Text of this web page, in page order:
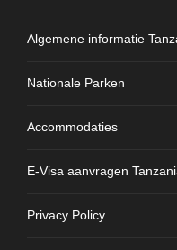
Algemene informatie
Nationale Parken
Accommodaties
E-Visa aanvragen
Privacy Policy